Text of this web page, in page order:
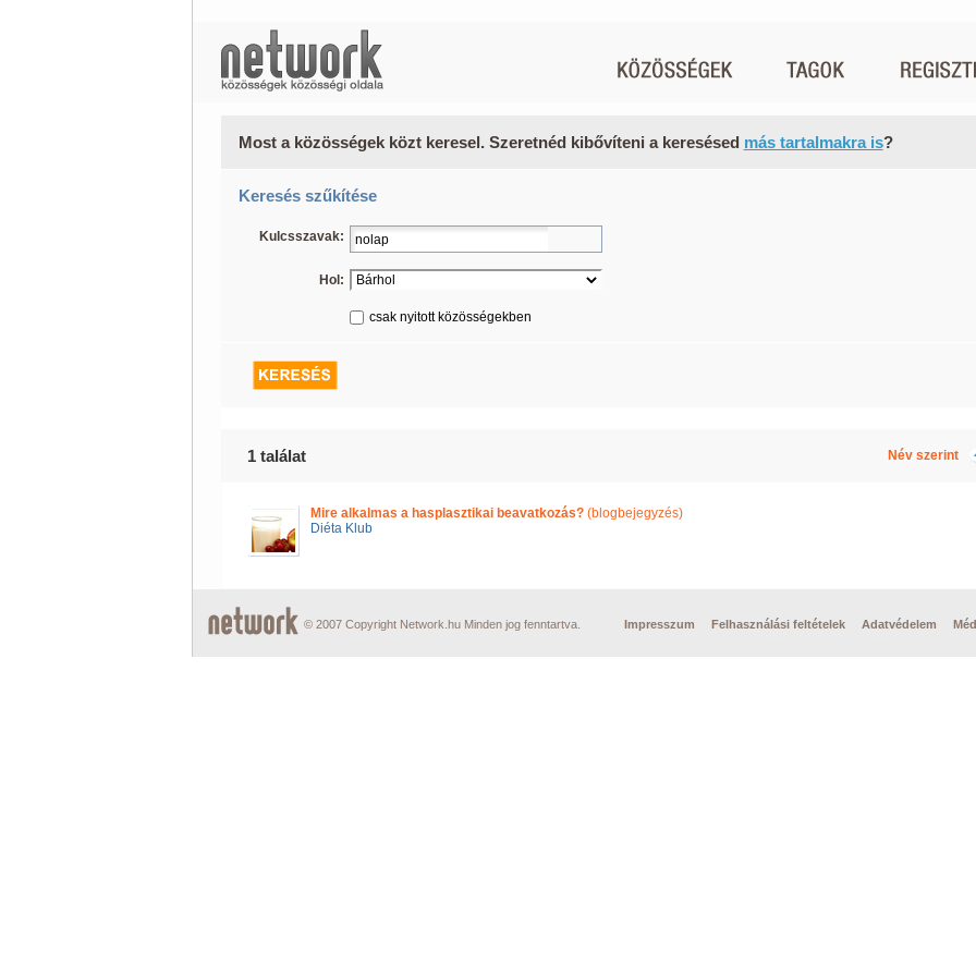
Most a közösségek közt keresel. Szeretnéd kibővíteni a keresésed más tartalmakra is?
Keresés szűkítése
Kulcsszavak:
Hol:
csak nyitott közösségekben
1 találat Név szerint
Mire alkalmas a hasplasztikai beavatkozás?(blogbejegyzés)
Diéta Klub
© 2007 Copyright Network.hu Minden jog fenntartva. Impresszum Felhasználási feltételek Adatvédelem